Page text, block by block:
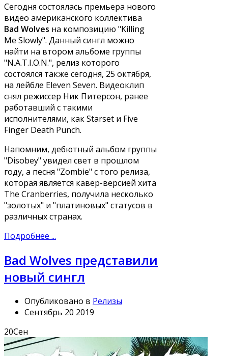
Сегодня состоялась премьера нового
видео американского коллектива
Bad Wolves на композицию "Killing
Me Slowly". Данный сингл можно
найти на втором альбоме группы
"N.A.T.I.O.N.", релиз которого
состоялся также сегодня, 25 октября,
на лейбле Eleven Seven. Видеоклип
снял режиссер Ник Питерсон, ранее
работавший с такими
исполнителями, как Starset и Five
Finger Death Punch.
Напомним, дебютный альбом группы
"Disobey" увидел свет в прошлом
году, а песня "Zombie" с того релиза,
которая является кавер-версией хита
The Cranberries, получила несколько
"золотых" и "платиновых" статусов в
различных странах.
Подробнее ...
Bad Wolves представили
новый сингл
Опубликовано в Релизы
Сентябрь 20 2019
20Сен